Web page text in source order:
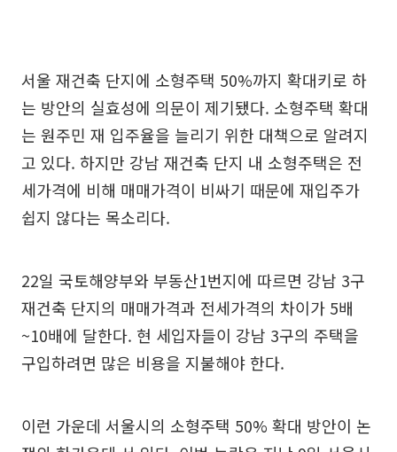
서울 재건축 단지에 소형주택 50%까지 확대키로 하
는 방안의 실효성에 의문이 제기됐다. 소형주택 확대
는 원주민 재 입주율을 늘리기 위한 대책으로 알려지
고 있다. 하지만 강남 재건축 단지 내 소형주택은 전
세가격에 비해 매매가격이 비싸기 때문에 재입주가
쉽지 않다는 목소리다.
22일 국토해양부와 부동산1번지에 따르면 강남 3구
재건축 단지의 매매가격과 전세가격의 차이가 5배
~10배에 달한다. 현 세입자들이 강남 3구의 주택을
구입하려면 많은 비용을 지불해야 한다.
이런 가운데 서울시의 소형주택 50% 확대 방안이 논